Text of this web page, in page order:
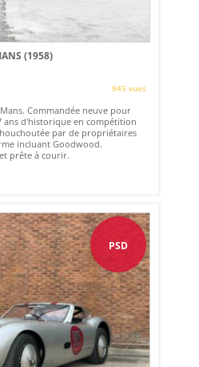
(1958)
845 vues
Commandée neuve pour
ans d'historique en compétition
par de propriétaires
incluant Goodwood.
prête à courir.
PSD